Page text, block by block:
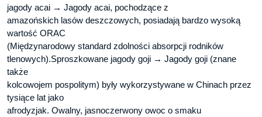
jagody acai → Jagody acai, pochodzące z
amazońskich lasów deszczowych, posiadają bardzo wysoką
wartość ORAC
(Międzynarodowy standard zdolności absorpcji rodników
tlenowych).Sproszkowane jagody goji → Jagody goji (znane
także
kolcowojem pospolitym) były wykorzystywane w Chinach przez
tysiące lat jako
afrodyzjak. Owalny, jasnoczerwony owoc o smaku